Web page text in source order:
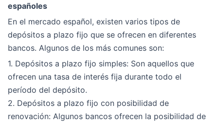
españoles
En el mercado español, existen varios tipos de
depósitos a plazo fijo que se ofrecen en diferentes
bancos. Algunos de los más comunes son:
1. Depósitos a plazo fijo simples: Son aquellos que
ofrecen una tasa de interés fija durante todo el
período del depósito.
2. Depósitos a plazo fijo con posibilidad de
renovación: Algunos bancos ofrecen la posibilidad de